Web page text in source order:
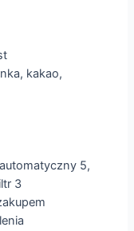
kakao,
5,
3